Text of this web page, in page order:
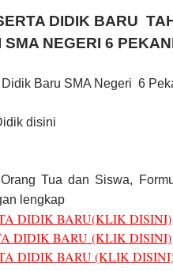
DIDIK BARU
SMA NEGERI 6
Baru SMA Negeri 6
disini
Tua dan Siswa,
lengkap
DIDIK BARU(KLIK DISINI)
DIDIK BARU (KLIK DISINI)
DIDIK BARU (KLIK